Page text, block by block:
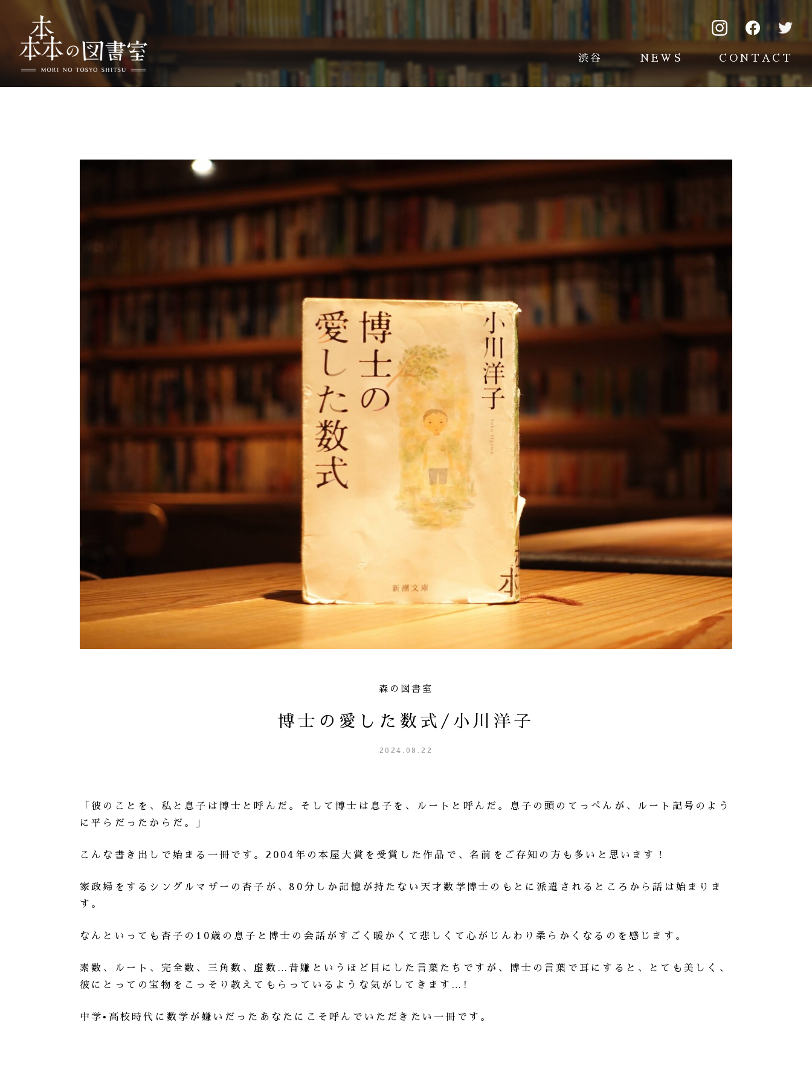
渋谷 NEWS CONTACT
森の図書室
博士の愛した数式/小川洋子
2024.08.22
「彼のことを、私と息子は博士と呼んだ。そして博士は息子を、ルートと呼んだ。息子の頭のてっぺんが、ルート記号のよう
に平らだったからだ。」
こんな書き出しで始まる一冊です。2004年の本屋大賞を受賞した作品で、名前をご存知の方も多いと思います！
家政婦をするシングルマザーの杏子が、80分しか記憶が持たない天才数学博士のもとに派遣されるところから話は始まりま
す。
なんといっても杏子の10歳の息子と博士の会話がすごく暖かくて悲しくて心がじんわり柔らかくなるのを感じます。
素数、ルート、完全数、三角数、虚数…昔嫌というほど目にした言葉たちですが、博士の言葉で耳にすると、とても美しく、
彼にとっての宝物をこっそり教えてもらっているような気がしてきます…!
中学•高校時代に数学が嫌いだったあなたにこそ呼んでいただきたい一冊です。